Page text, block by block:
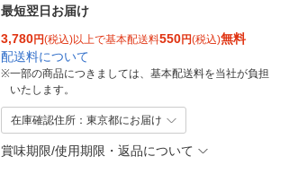
最短翌日お届け
3,780円(税込)以上で基本配送料550円(税込)無料
配送料について
※一部の商品につきましては、基本配送料を当社が負担
いたします。
在庫確認住所：東京都にお届け
賞味期限/使用期限・返品について